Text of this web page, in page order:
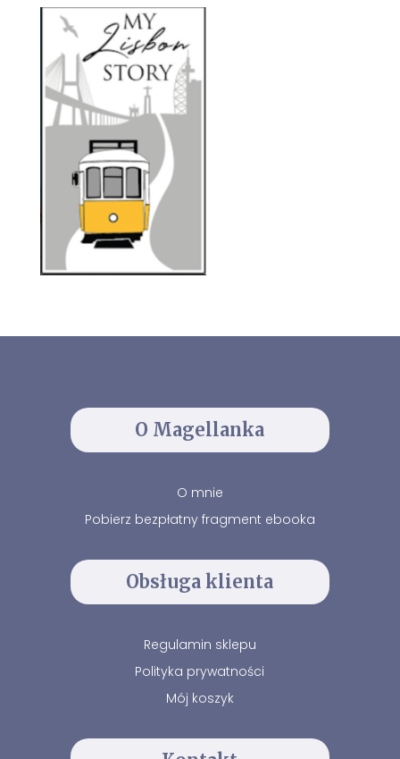
O Magellanka
O mnie
Pobierz bezpłatny fragment ebooka
Obsługa klienta
Regulamin sklepu
Polityka prywatności
Mój koszyk